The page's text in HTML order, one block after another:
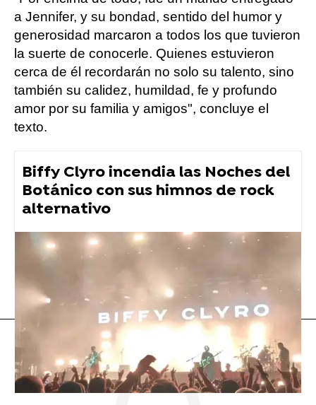
a Jennifer, y su bondad, sentido del humor y
generosidad marcaron a todos los que tuvieron
la suerte de conocerle. Quienes estuvieron
cerca de él recordarán no solo su talento, sino
también su calidez, humildad, fe y profundo
amor por su familia y amigos", concluye el
texto.
Biffy Clyro incendia las Noches del
Botánico con sus himnos de rock
alternativo
Música
Flooxer Now » Música